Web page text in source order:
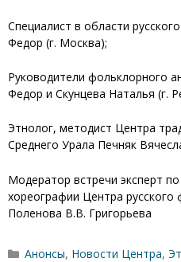
Специалист в области
Федор (г. Москва);
Руководители фольклорного
Федор и Скунцева Наталья (г.
Этнолог, методист Центра
Среднего Урала Печняк
Модератор встречи эксперт
хореографии Центра
Поленова В.В. Григорьева
Рубрики
Анонсы, Новости Центра,